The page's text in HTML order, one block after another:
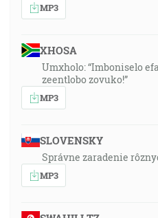
MP3
XHOSA
Umxholo: “Imboniselo
zeentlobo zovuko!”
MP3
SLOVENSKY
Správne zaradenie
MP3